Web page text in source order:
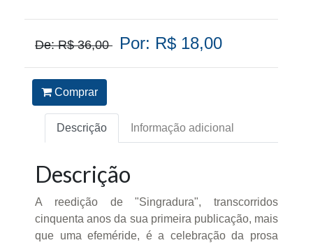
De: R$ 36,00 Por: R$ 18,00
Comprar
Descrição Informação adicional
Descrição
A reedição de "Singradura", transcorridos
cinquenta anos da sua primeira publicação, mais
que uma efeméride, é a celebração da prosa